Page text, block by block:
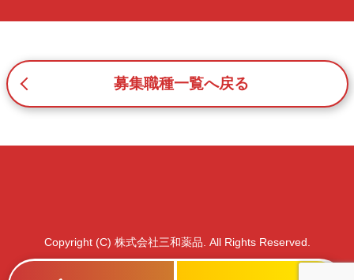
4. 法令等の遵守
応募者等の個人情報の取得、利用その他一切の取り扱いに
令、及び本プライバシーポリシーを遵守します。
本ウェブサイトでは、一部のコンテンツにおいてCookieを
利用しています。 Cookieとは、webコンテンツへのアク
セスに関する情報であり、氏名・メールアドレス・住所・
募集職種一覧へ戻る
Copyright (C) 株式会社三和薬品. All Rights Reserved.